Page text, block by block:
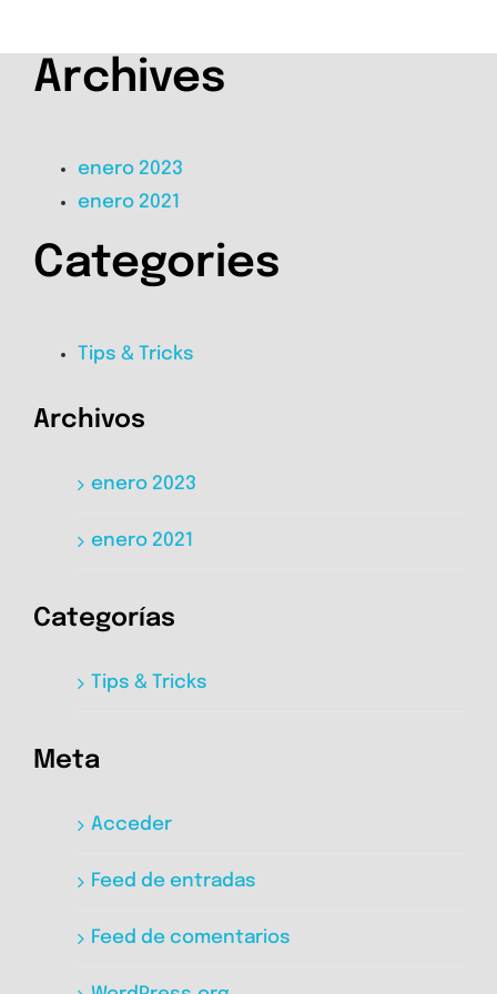
Archives
enero 2023
enero 2021
Categories
Tips & Tricks
Archivos
enero 2023
enero 2021
Categorías
Tips & Tricks
Meta
Acceder
Feed de entradas
Feed de comentarios